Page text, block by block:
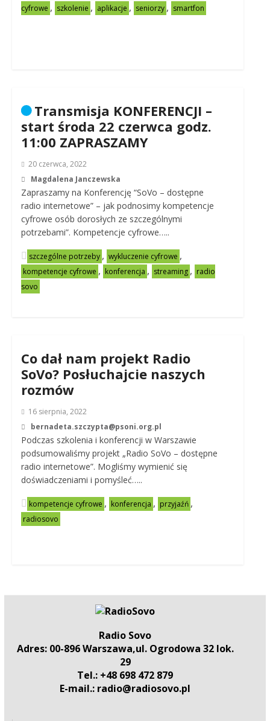
cyfrowe , szkolenie , aplikacje , seniorzy , smartfon
Transmisja KONFERENCJI –
start środa 22 czerwca godz.
11:00 ZAPRASZAMY
20 czerwca, 2022
Magdalena Janczewska
Zapraszamy na Konferencję “SoVo – dostępne
radio internetowe” – jak podnosimy kompetencje
cyfrowe osób dorosłych ze szczególnymi
potrzebami”. Kompetencje cyfrowe…..
szczególne potrzeby , wykluczenie cyfrowe ,
kompetencje cyfrowe , konferencja , streaming , radio
sovo
Co dał nam projekt Radio
SoVo? Posłuchajcie naszych
rozmów
16 sierpnia, 2022
bernadeta.szczypta@psoni.org.pl
Podczas szkolenia i konferencji w Warszawie
podsumowaliśmy projekt „Radio SoVo – dostępne
radio internetowe”. Mogliśmy wymienić się
doświadczeniami i pomyśleć…..
kompetencje cyfrowe , konferencja , przyjaźń ,
radiosovo
Radio Sovo
Adres: 00-896 Warszawa,ul. Ogrodowa 32 lok.
29
Tel.: +48 698 472 879
E-mail.: radio@radiosovo.pl